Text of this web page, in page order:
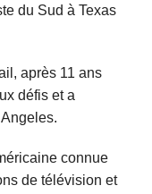
du Sud à Texas
après 11 ans
défis et a
connue
de télévision et